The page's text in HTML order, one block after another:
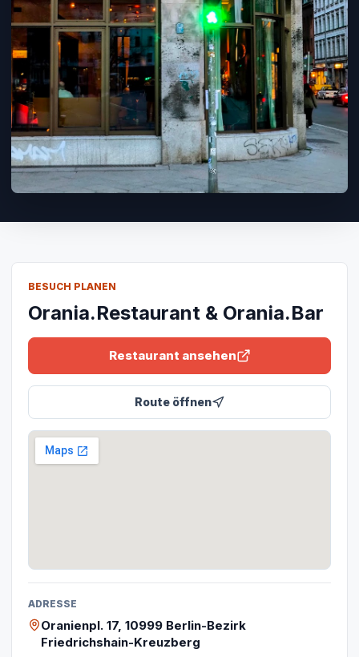
BESUCH PLANEN
Orania.Restaurant & Orania.Bar
Restaurant ansehen
Route öffnen
ADRESSE
Oranienpl. 17, 10999 Berlin-Bezirk
Friedrichshain-Kreuzberg